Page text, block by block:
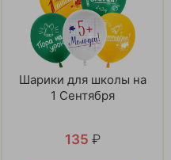
Шарики для школы на
1 Сентября
135 ₽